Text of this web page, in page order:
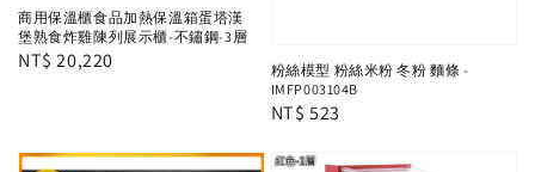
商用保溫櫃食品加熱保溫箱蛋塔漢
堡熟食炸雞陳列展示櫃-不鏽鋼-3層
Regular
NT$ 20,220
粉絲模型 粉絲米粉 冬粉 麵條 -
IMFP003104B
Regular
NT$ 523